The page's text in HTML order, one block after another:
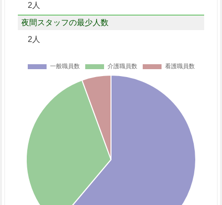
2人
夜間スタッフの最少人数
2人